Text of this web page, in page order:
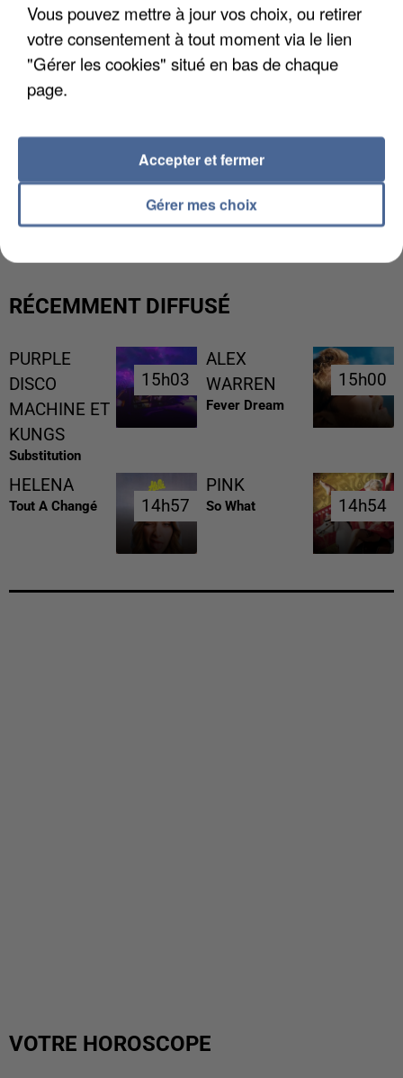
L’UN DES FONDATEURS SUPPOSÉS DE LA DZ
MAFIA INTERPELLÉ EN ALGÉRIE
RÉCEMMENT DIFFUSÉ
PURPLE
DISCO
MACHINE ET
KUNGS
Substitution
15h03
15h03
ALEX
WARREN
Fever Dream
15h00
15h00
HELENA
Tout A Changé 14h57
14h57
PINK
So What 14h54
14h54
VOTRE HOROSCOPE
Vous pouvez mettre à jour vos choix, ou retirer
votre consentement à tout moment via le lien
"Gérer les cookies" situé en bas de chaque
page.
Gérer mes choix
Accepter et fermer